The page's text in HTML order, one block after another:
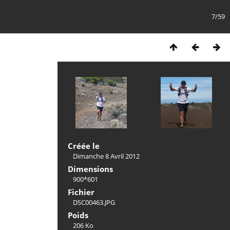
7/59
Créée le
Dimanche 8 Avril 2012
Dimensions
900*601
Fichier
DSC00463.JPG
Poids
206 Ko